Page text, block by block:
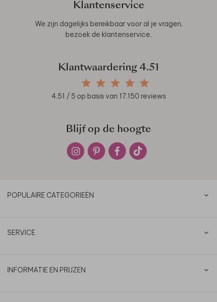
Klantenservice
We zijn dagelijks bereikbaar voor al je vragen,
bezoek de klantenservice.
Klantwaardering 4.51
4.51 / 5 op basis van 17.150 reviews
Blijf op de hoogte
POPULAIRE CATEGORIEËN
SERVICE
INFORMATIE EN PRIJZEN